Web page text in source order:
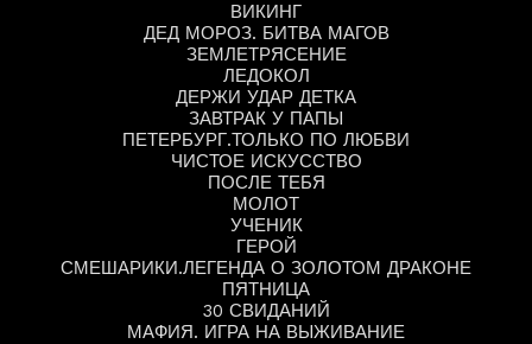
ВИКИНГ
ДЕД МОРОЗ. БИТВА МАГОВ
ЗЕМЛЕТРЯСЕНИЕ
ЛЕДОКОЛ
ДЕРЖИ УДАР ДЕТКА
ЗАВТРАК У ПАПЫ
ПЕТЕРБУРГ.ТОЛЬКО ПО ЛЮБВИ
ЧИСТОЕ ИСКУССТВО
ПОСЛЕ ТЕБЯ
МОЛОТ
УЧЕНИК
ГЕРОЙ
СМЕШАРИКИ.ЛЕГЕНДА О ЗОЛОТОМ ДРАКОНЕ
ПЯТНИЦА
30 СВИДАНИЙ
МАФИЯ. ИГРА НА ВЫЖИВАНИЕ